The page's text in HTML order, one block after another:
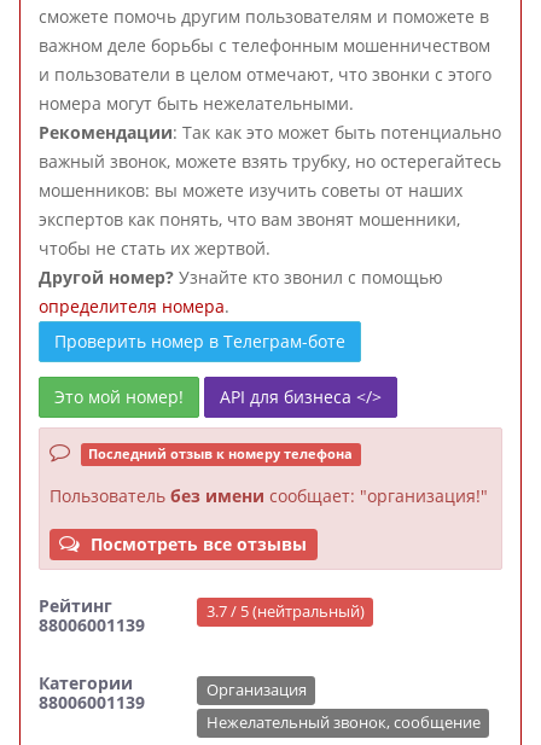
сможете помочь другим пользователям и поможете в
важном деле борьбы с телефонным мошенничеством
и пользователи в целом отмечают, что звонки с этого
номера могут быть нежелательными.
Рекомендации: Так как это может быть потенциально
важный звонок, можете взять трубку, но остерегайтесь
мошенников: вы можете изучить советы от наших
экспертов как понять, что вам звонят мошенники,
чтобы не стать их жертвой.
Другой номер? Узнайте кто звонил с помощью
определителя номера.
Проверить номер в Телеграм-боте
Это мой номер! API для бизнеса </>
Последний отзыв к номеру телефона
Пользователь без имени сообщает: "организация!"
Посмотреть все отзывы
Рейтинг
88006001139
3.7 / 5 (нейтральный)
Категории
88006001139
Организация
Нежелательный звонок, сообщение